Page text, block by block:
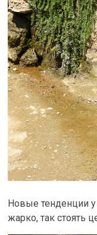
Новые тенденции у
жарко, так стоять